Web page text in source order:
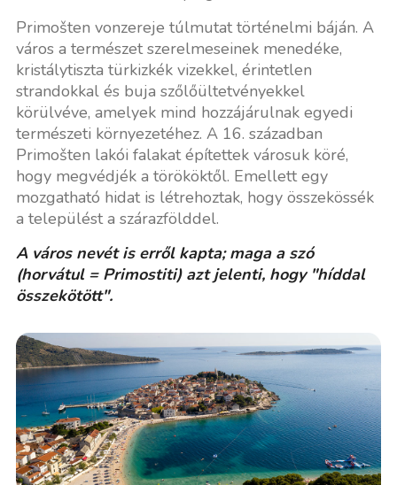
Primošten vonzereje túlmutat történelmi báján. A
város a természet szerelmeseinek menedéke,
kristálytiszta türkizkék vizekkel, érintetlen
strandokkal és buja szőlőültetvényekkel
körülvéve, amelyek mind hozzájárulnak egyedi
természeti környezetéhez. A 16. században
Primošten lakói falakat építettek városuk köré,
hogy megvédjék a törököktől. Emellett egy
mozgatható hidat is létrehoztak, hogy összekössék
a települést a szárazfölddel.
A város nevét is erről kapta; maga a szó
(horvátul = Primostiti) azt jelenti, hogy "híddal
összekötött".